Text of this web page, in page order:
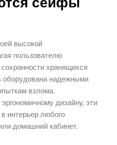
высокой
пользователю
хранящихся
оборудована надежными
взлома.
дизайну, эти
интерьер любого
домашний кабинет.